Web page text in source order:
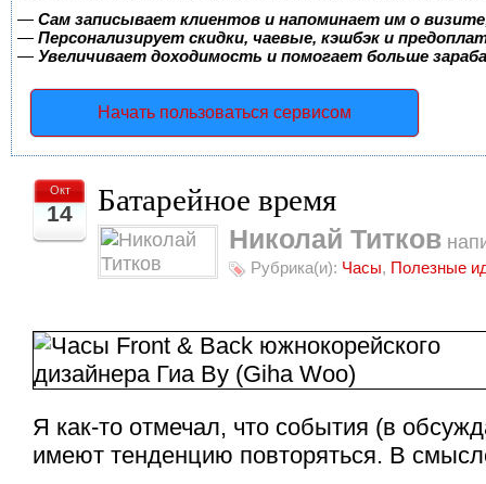
— Сам записывает клиентов и напоминает им о
— Персонализирует скидки, чаевые, кэшбэк и
— Увеличивает доходимость и помогает больше
Начать пользоваться сервисом
Окт
14 Батарейное время
Николай Титков
Рубрика(и): Часы, Полезные
Я как-то отмечал, что события (в
имеют тенденцию повторяться. В